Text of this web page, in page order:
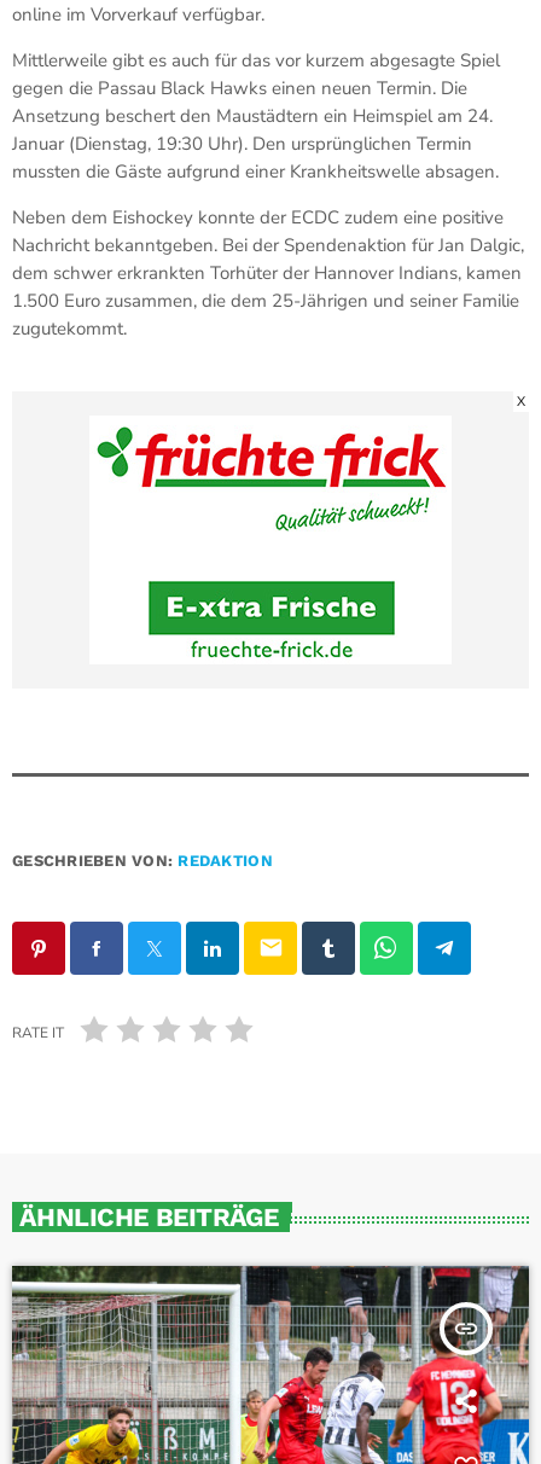
online im Vorverkauf verfügbar.
Mittlerweile gibt es auch für das vor kurzem abgesagte Spiel
gegen die Passau Black Hawks einen neuen Termin. Die
Ansetzung beschert den Maustädtern ein Heimspiel am 24.
Januar (Dienstag, 19:30 Uhr). Den ursprünglichen Termin
mussten die Gäste aufgrund einer Krankheitswelle absagen.
Neben dem Eishockey konnte der ECDC zudem eine positive
Nachricht bekanntgeben. Bei der Spendenaktion für Jan Dalgic,
dem schwer erkrankten Torhüter der Hannover Indians, kamen
1.500 Euro zusammen, die dem 25-Jährigen und seiner Familie
zugutekommt.
X
GESCHRIEBEN VON: REDAKTION
email
RATE IT
ÄHNLICHE BEITRÄGE
insert_link